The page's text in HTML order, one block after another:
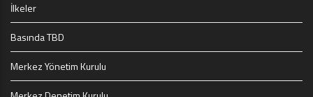
İlkeler
Basında TBD
Merkez Yönetim Kurulu